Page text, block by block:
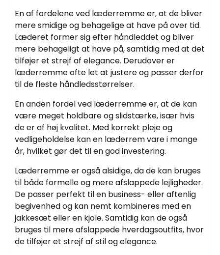
En af fordelene ved læderremme er, at de bliver
mere smidige og behagelige at have på over tid.
Læderet former sig efter håndleddet og bliver
mere behageligt at have på, samtidig med at det
tilføjer et strejf af elegance. Derudover er
læderremme ofte let at justere og passer derfor
til de fleste håndledsstørrelser.
En anden fordel ved læderremme er, at de kan
være meget holdbare og slidstærke, især hvis
de er af høj kvalitet. Med korrekt pleje og
vedligeholdelse kan en læderrem vare i mange
år, hvilket gør det til en god investering.
Læderremme er også alsidige, da de kan bruges
til både formelle og mere afslappede lejligheder.
De passer perfekt til en business- eller aftenlig
begivenhed og kan nemt kombineres med en
jakkesæt eller en kjole. Samtidig kan de også
bruges til mere afslappede hverdagsoutfits, hvor
de tilføjer et strejf af stil og elegance.